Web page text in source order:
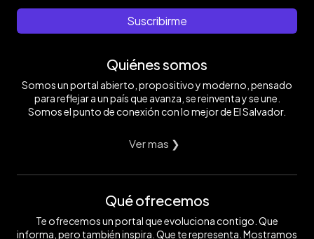
Suscribirme
Quiénes somos
Somos un portal abierto, propositivo y moderno, pensado
para reflejar a un país que avanza, se reinventa y se une.
Somos el punto de conexión con lo mejor de El Salvador.
Ver mas ❯
Qué ofrecemos
Te ofrecemos un portal que evoluciona contigo. Que
informa, pero también inspira. Que te representa. Mostramos